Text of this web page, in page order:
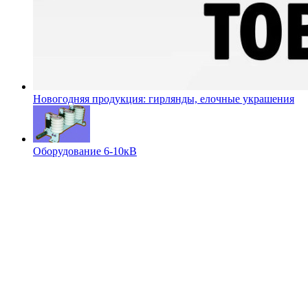
Новогодняя продукция: гирлянды, елочные украшения
Оборудование 6-10кВ